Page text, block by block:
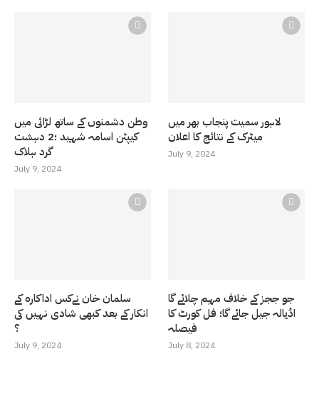
وطن دشمنوں کے ساتھ لڑائی میں
کیپٹن اسامہ شہید ؛2 دہشت
گرد ہلاک
July 9, 2024
لاہور سمیت پنجاب بھر میں
میٹرک کے نتائج کا اعلان
July 9, 2024
سلمان خان نےکس اداکارہ کے
انکار کے بعد کبھی شادی نہیں کی
؟
July 9, 2024
جو ججز کے خلاف مہم چلائے گا
اڈیالہ جیل جائے گا؛ فل کورٹ کا
فیصلہ
July 8, 2024